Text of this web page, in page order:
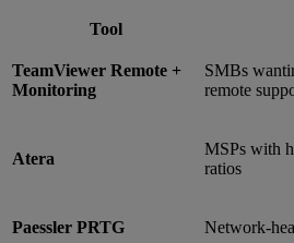
Tool
TeamViewer Remote +
Monitoring
SMBs
remote
Atera
MSPs with
ratios
Paessler PRTG Network-